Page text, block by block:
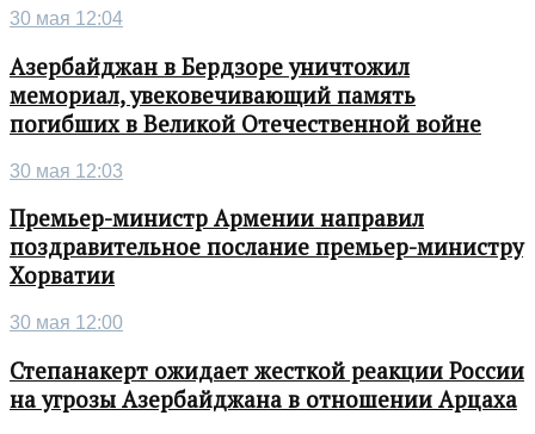
30 мая 12:04
Азербайджан в Бердзоре уничтожил
мемориал, увековечивающий память
погибших в Великой Отечественной войне
30 мая 12:03
Премьер-министр Армении направил
поздравительное послание премьер-министру
Хорватии
30 мая 12:00
Степанакерт ожидает жесткой реакции России
на угрозы Азербайджана в отношении Арцаха